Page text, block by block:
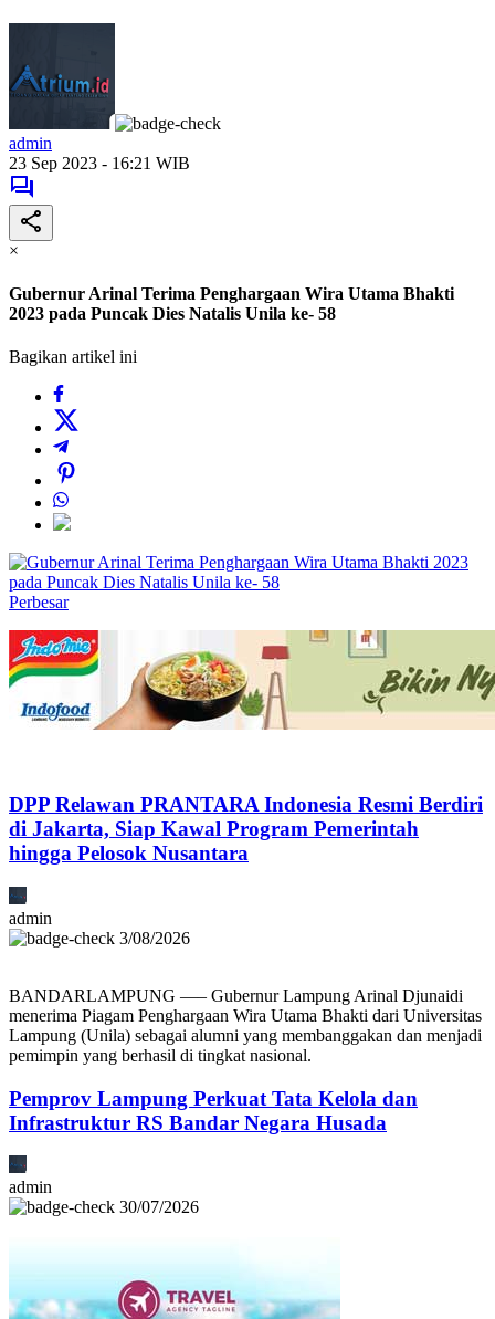
admin
23 Sep 2023 - 16:21 WIB
×
Gubernur Arinal Terima Penghargaan Wira Utama Bhakti
2023 pada Puncak Dies Natalis Unila ke- 58
Bagikan artikel ini
Perbesar
DPP Relawan PRANTARA Indonesia Resmi Berdiri
di Jakarta, Siap Kawal Program Pemerintah
hingga Pelosok Nusantara
admin
3/08/2026
BANDARLAMPUNG —– Gubernur Lampung Arinal Djunaidi
menerima Piagam Penghargaan Wira Utama Bhakti dari Universitas
Lampung (Unila) sebagai alumni yang membanggakan dan menjadi
pemimpin yang berhasil di tingkat nasional.
Pemprov Lampung Perkuat Tata Kelola dan
Infrastruktur RS Bandar Negara Husada
admin
30/07/2026